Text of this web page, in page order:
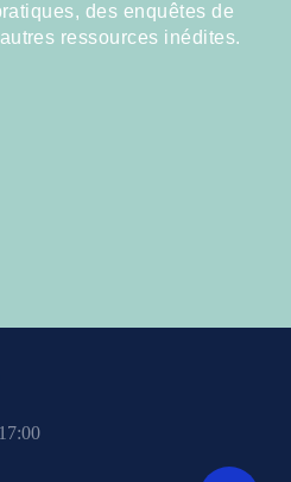
des enquêtes de
ressources inédites.